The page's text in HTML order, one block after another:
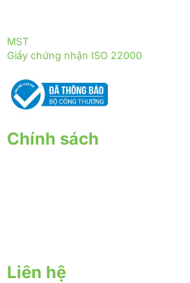
MST: 0317255399
Giấy chứng nhận ISO 22000: 2018 -
Chính sách
Liên hệ